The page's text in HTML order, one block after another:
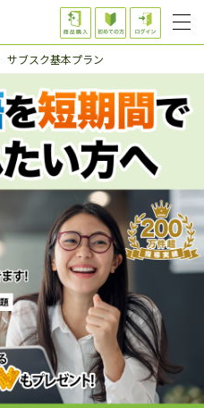
サブスク基本プラン